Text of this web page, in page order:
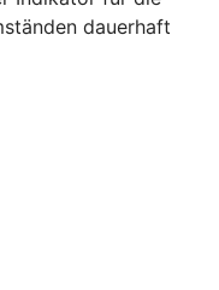
dauerhaft